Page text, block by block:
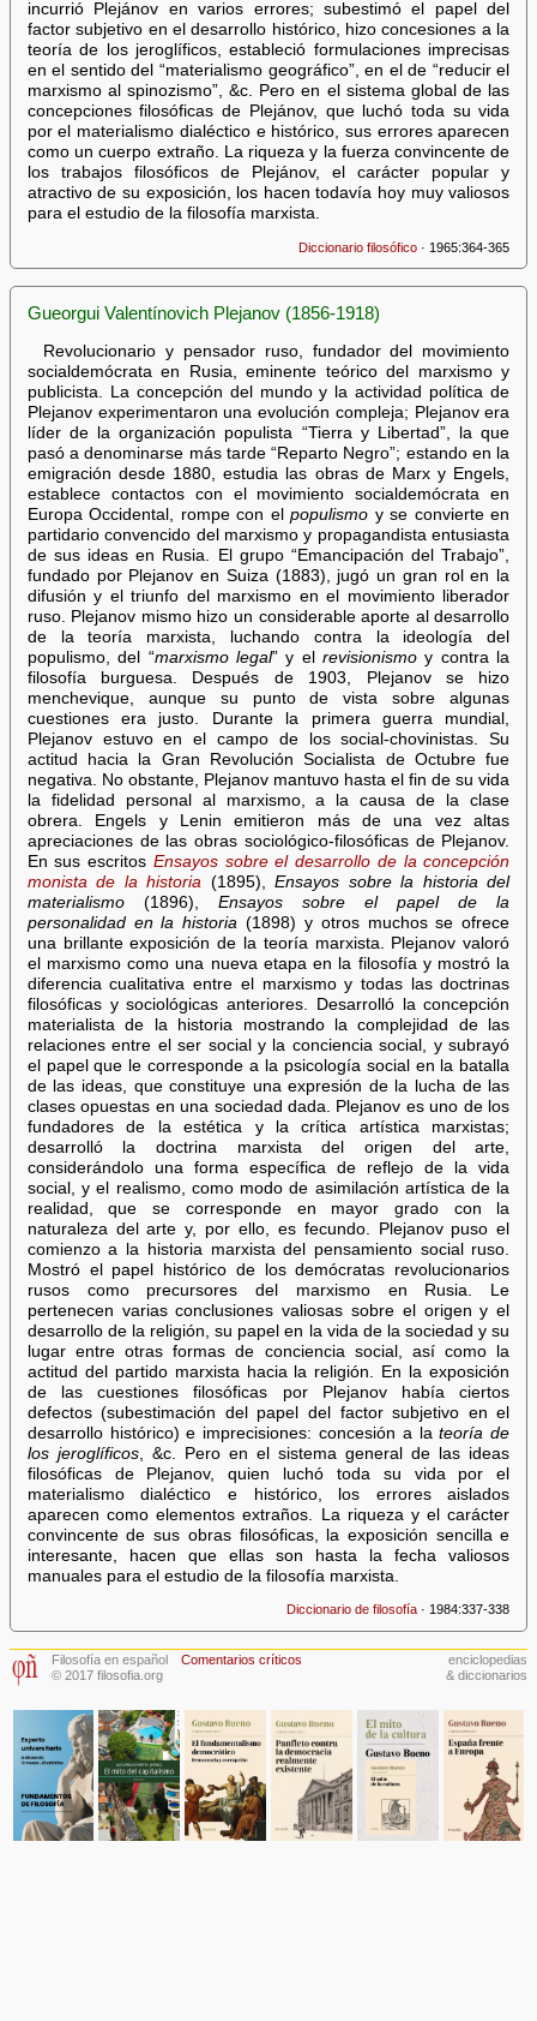
incurrió Plejánov en varios errores; subestimó el papel del
factor subjetivo en el desarrollo histórico, hizo concesiones a la
teoría de los jeroglíficos, estableció formulaciones imprecisas
en el sentido del “materialismo geográfico”, en el de “reducir el
marxismo al spinozismo”, &c. Pero en el sistema global de las
concepciones filosóficas de Plejánov, que luchó toda su vida
por el materialismo dialéctico e histórico, sus errores aparecen
como un cuerpo extraño. La riqueza y la fuerza convincente de
los trabajos filosóficos de Plejánov, el carácter popular y
atractivo de su exposición, los hacen todavía hoy muy valiosos
para el estudio de la filosofía marxista.
Diccionario filosófico · 1965:364-365
Gueorgui Valentínovich Plejanov (1856-1918)
Revolucionario y pensador ruso, fundador del movimiento
socialdemócrata en Rusia, eminente teórico del marxismo y
publicista. La concepción del mundo y la actividad política de
Plejanov experimentaron una evolución compleja; Plejanov era
líder de la organización populista “Tierra y Libertad”, la que
pasó a denominarse más tarde “Reparto Negro”; estando en la
emigración desde 1880, estudia las obras de Marx y Engels,
establece contactos con el movimiento socialdemócrata en
Europa Occidental, rompe con elpopulismo y se convierte en
partidario convencido del marxismo y propagandista entusiasta
de sus ideas en Rusia. El grupo “Emancipación del Trabajo”,
fundado por Plejanov en Suiza (1883), jugó un gran rol en la
difusión y el triunfo del marxismo en el movimiento liberador
ruso. Plejanov mismo hizo un considerable aporte al desarrollo
de la teoría marxista, luchando contra la ideología del
populismo, del “marxismo legal” y elrevisionismo y contra la
filosofía burguesa. Después de 1903, Plejanov se hizo
menchevique, aunque su punto de vista sobre algunas
cuestiones era justo. Durante la primera guerra mundial,
Plejanov estuvo en el campo de los social-chovinistas. Su
actitud hacia la Gran Revolución Socialista de Octubre fue
negativa. No obstante, Plejanov mantuvo hasta el fin de su vida
la fidelidad personal al marxismo, a la causa de la clase
obrera. Engels y Lenin emitieron más de una vez altas
apreciaciones de las obras sociológico-filosóficas de Plejanov.
En sus escritos Ensayos sobre el desarrollo de la concepción
monista de la historia (1895),Ensayos sobre la historia del
materialismo(1896), Ensayos sobre el papel de la
personalidad en la historia (1898) y otros muchos se ofrece
una brillante exposición de la teoría marxista. Plejanov valoró
el marxismo como una nueva etapa en la filosofía y mostró la
diferencia cualitativa entre el marxismo y todas las doctrinas
filosóficas y sociológicas anteriores. Desarrolló la concepción
materialista de la historia mostrando la complejidad de las
relaciones entre el ser social y la conciencia social, y subrayó
el papel que le corresponde a la psicología social en la batalla
de las ideas, que constituye una expresión de la lucha de las
clases opuestas en una sociedad dada. Plejanov es uno de los
fundadores de la estética y la crítica artística marxistas;
desarrolló la doctrina marxista del origen del arte,
considerándolo una forma específica de reflejo de la vida
social, y el realismo, como modo de asimilación artística de la
realidad, que se corresponde en mayor grado con la
naturaleza del arte y, por ello, es fecundo. Plejanov puso el
comienzo a la historia marxista del pensamiento social ruso.
Mostró el papel histórico de los demócratas revolucionarios
rusos como precursores del marxismo en Rusia. Le
pertenecen varias conclusiones valiosas sobre el origen y el
desarrollo de la religión, su papel en la vida de la sociedad y su
lugar entre otras formas de conciencia social, así como la
actitud del partido marxista hacia la religión. En la exposición
de las cuestiones filosóficas por Plejanov había ciertos
defectos (subestimación del papel del factor subjetivo en el
desarrollo histórico) e imprecisiones: concesión a lateoría de
los jeroglíficos, &c. Pero en el sistema general de las ideas
filosóficas de Plejanov, quien luchó toda su vida por el
materialismo dialéctico e histórico, los errores aislados
aparecen como elementos extraños. La riqueza y el carácter
convincente de sus obras filosóficas, la exposición sencilla e
interesante, hacen que ellas son hasta la fecha valiosos
manuales para el estudio de la filosofía marxista.
Diccionario de filosofía · 1984:337-338
Filosofía en español
© 2017 filosofia.org
Comentarios críticos
enciclopedias
& diccionarios